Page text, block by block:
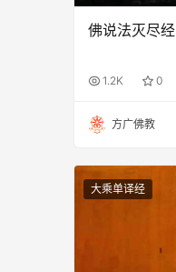
佛说法灭尽经
1.2K 0
方广佛教
大乘单译经